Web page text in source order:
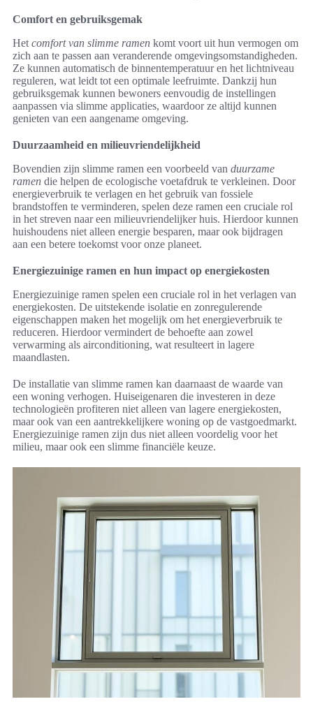
Comfort en gebruiksgemak
Het comfort van slimme ramen komt voort uit hun vermogen om
zich aan te passen aan veranderende omgevingsomstandigheden.
Ze kunnen automatisch de binnentemperatuur en het lichtniveau
reguleren, wat leidt tot een optimale leefruimte. Dankzij hun
gebruiksgemak kunnen bewoners eenvoudig de instellingen
aanpassen via slimme applicaties, waardoor ze altijd kunnen
genieten van een aangename omgeving.
Duurzaamheid en milieuvriendelijkheid
Bovendien zijn slimme ramen een voorbeeld van duurzame
ramen die helpen de ecologische voetafdruk te verkleinen. Door
energieverbruik te verlagen en het gebruik van fossiele
brandstoffen te verminderen, spelen deze ramen een cruciale rol
in het streven naar een milieuvriendelijker huis. Hierdoor kunnen
huishoudens niet alleen energie besparen, maar ook bijdragen
aan een betere toekomst voor onze planeet.
Energiezuinige ramen en hun impact op energiekosten
Energiezuinige ramen spelen een cruciale rol in het verlagen van
energiekosten. De uitstekende isolatie en zonregulerende
eigenschappen maken het mogelijk om het energieverbruik te
reduceren. Hierdoor vermindert de behoefte aan zowel
verwarming als airconditioning, wat resulteert in lagere
maandlasten.
De installatie van slimme ramen kan daarnaast de waarde van
een woning verhogen. Huiseigenaren die investeren in deze
technologieën profiteren niet alleen van lagere energiekosten,
maar ook van een aantrekkelijkere woning op de vastgoedmarkt.
Energiezuinige ramen zijn dus niet alleen voordelig voor het
milieu, maar ook een slimme financiële keuze.